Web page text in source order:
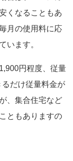
くなることもあ
月の使用料に応
います。
円程度、従量
だけ従量料金が
、集合住宅など
ともありますの